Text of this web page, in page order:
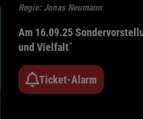
Regie: Jonas Neumann
Am 16.09.25
und Vielfalt´
Ticket-Alarm